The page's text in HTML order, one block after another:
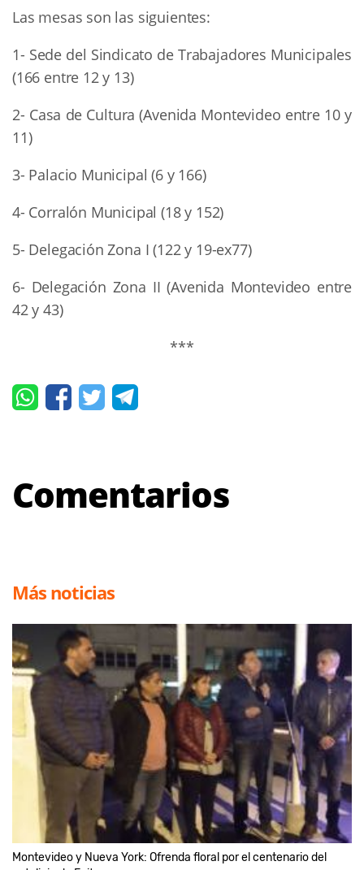
Las mesas son las siguientes:
1- Sede del Sindicato de Trabajadores Municipales
(166 entre 12 y 13)
2- Casa de Cultura (Avenida Montevideo entre 10 y
11)
3- Palacio Municipal (6 y 166)
4- Corralón Municipal (18 y 152)
5- Delegación Zona I (122 y 19-ex77)
6- Delegación Zona II (Avenida Montevideo entre
42 y 43)
***
Comentarios
Más noticias
Montevideo y Nueva York: Ofrenda floral por el centenario del